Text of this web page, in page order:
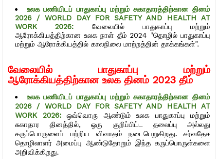
உலக பணியிடப் பாதுகாப்பு மற்றும் சுகாதாரத்திற்கான தினம்
2026 / WORLD DAY FOR SAFETY AND HEALTH AT
WORK 2026: வேலையில் பாதுகாப்பு மற்றும்
ஆரோக்கியத்திற்கான உலக நாள் தீம் 2024 "தொழில் பாதுகாப்பு
மற்றும் ஆரோக்கியத்தில் காலநிலை மாற்றத்தின் தாக்கங்கள்".
வேலையில் பாதுகாப்பு மற்றும்
ஆரோக்கியத்திற்கான உலக தினம் 2023 தீம்
உலக பணியிடப் பாதுகாப்பு மற்றும் சுகாதாரத்திற்கான தினம்
2026 / WORLD DAY FOR SAFETY AND HEALTH AT
WORK 2026: ஒவ்வொரு ஆண்டும் உலக பாதுகாப்பு மற்றும்
சுகாதார தினத்தில், ஒரு குறிப்பிட்ட தலைப்பு அல்லது
கருப்பொருளைப் பற்றிய விவாதம் நடைபெறுகிறது. சர்வதேச
தொழிலாளர் அமைப்பு ஆண்டுதோறும் இந்த கருப்பொருள்களை
அறிவிக்கிறது.